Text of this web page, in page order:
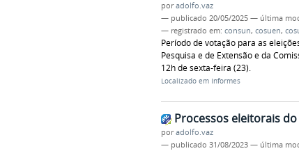
poradolfo.vaz
— publicado 20/05/2025 — última
— registrado em: consun, cosuen,
Período de votação para as
Pesquisa e de Extensão e da
12h de sexta-feira (23).
Localizado em Informes
Processos eleitorais do
poradolfo.vaz
— publicado 31/08/2023 — última